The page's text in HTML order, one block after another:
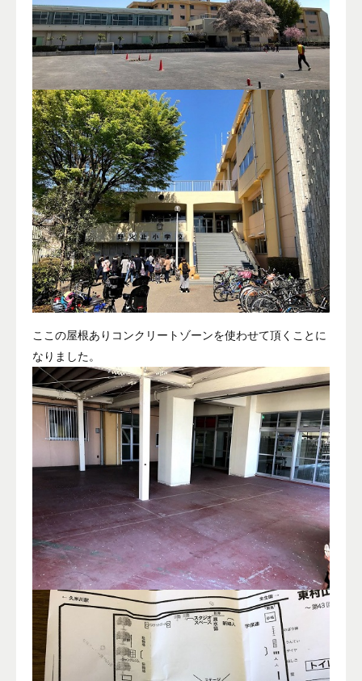
ここの屋根ありコンクリートゾーンを使わせて頂くことに
なりました。